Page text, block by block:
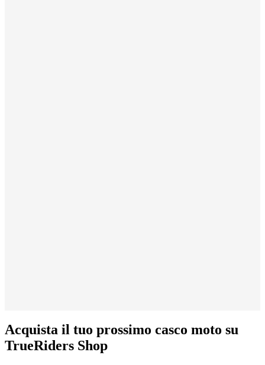
Acquista il tuo prossimo casco moto su
TrueRiders Shop